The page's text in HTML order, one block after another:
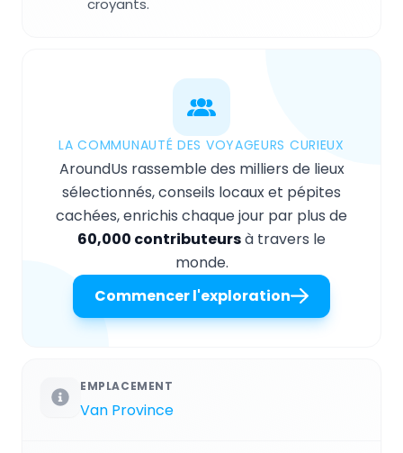
LA COMMUNAUTÉ DES VOYAGEURS CURIEUX
AroundUs rassemble des milliers de lieux
sélectionnés, conseils locaux et pépites
cachées, enrichis chaque jour par plus de
60,000 contributeursà travers le
monde.
Commencer l'exploration
EMPLACEMENT
Van Province